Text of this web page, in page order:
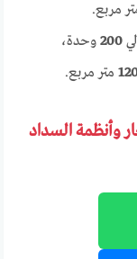
مربع.
200 وحدة،
متر مربع.
وأنظمة السداد